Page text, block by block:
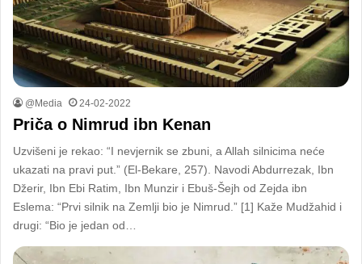
@Media 24-02-2022
Priča o Nimrud ibn Kenan
Uzvišeni je rekao: “I nevjernik se zbuni, a Allah silnicima neće
ukazati na pravi put.” (El-Bekare, 257). Navodi Abdurrezak, Ibn
Džerir, Ibn Ebi Ratim, Ibn Munzir i Ebuš-Šejh od Zejda ibn
Eslema: “Prvi silnik na Zemlji bio je Nimrud.” [1] Kaže Mudžahid i
drugi: “Bio je jedan od…